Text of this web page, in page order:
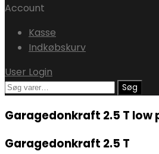
Account
Kasse
Indkøbskurv
User Login
Søg
Søg
Garagedonkraft 2.5 T low
Garagedonkraft 2.5 T